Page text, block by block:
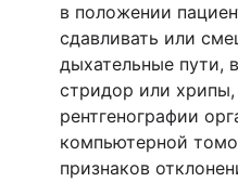
в положении
сдавливать или
дыхательные пути,
стридор или хрипы,
рентгенографии
компьютерной
признаков